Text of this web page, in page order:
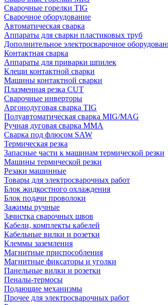
Сварочные горелки TIG
Сварочное оборудование
Автоматическая сварка
Аппараты для сварки пластиковых труб
Дополнительное электросварочное
Контактная сварка
Аппараты для приварки шпилек
Клещи контактной сварки
Машины контактной сварки
Плазменная резка CUT
Сварочные инверторы
Аргонодуговая сварка TIG
Полуавтоматическая сварка MIG/MAG
Ручная дуговая сварка MMA
Сварка под флюсом SAW
Термическая резка
Запасные части к машинам термической резки
Машины термической резки
Резаки машинные
Товары для электросварочных работ
Блок жидкостного охлаждения
Блок подачи проволоки
Зажимы ручные
Зачистка сварочных швов
Кабели, комплекты кабелей
Кабельные вилки и розетки
Клеммы заземления
Магнитные приспособления
Магнитные фиксаторы и уголки
Панельные вилки и розетки
Пеналы-термосы
Подающие механизмы
Прочее для электросварочных работ